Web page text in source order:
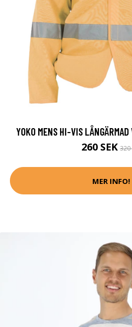
YOKO MENS HI-VIS
260 SEK320
MER INFO!